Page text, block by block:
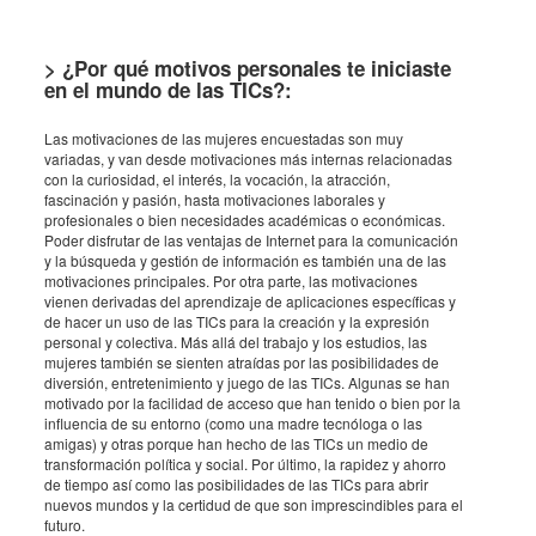
> ¿Por qué motivos personales te iniciaste
en el mundo de las TICs?:
Las motivaciones de las mujeres encuestadas son muy
variadas, y van desde motivaciones más internas relacionadas
con la curiosidad, el interés, la vocación, la atracción,
fascinación y pasión, hasta motivaciones laborales y
profesionales o bien necesidades académicas o económicas.
Poder disfrutar de las ventajas de Internet para la comunicación
y la búsqueda y gestión de información es también una de las
motivaciones principales. Por otra parte, las motivaciones
vienen derivadas del aprendizaje de aplicaciones específicas y
de hacer un uso de las TICs para la creación y la expresión
personal y colectiva. Más allá del trabajo y los estudios, las
mujeres también se sienten atraídas por las posibilidades de
diversión, entretenimiento y juego de las TICs. Algunas se han
motivado por la facilidad de acceso que han tenido o bien por la
influencia de su entorno (como una madre tecnóloga o las
amigas) y otras porque han hecho de las TICs un medio de
transformación política y social. Por último, la rapidez y ahorro
de tiempo así como las posibilidades de las TICs para abrir
nuevos mundos y la certidud de que son imprescindibles para el
futuro.